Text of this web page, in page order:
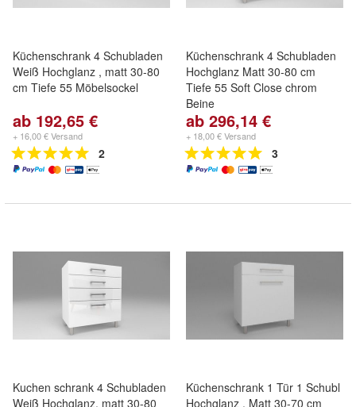
Küchenschrank 4 Schubladen
Weiß Hochglanz , matt 30-80
cm Tiefe 55 Möbelsockel
ab 192,65 €
+ 16,00 € Versand
2
Küchenschrank 4 Schubladen
Hochglanz Matt 30-80 cm
Tiefe 55 Soft Close chrom
Beine
ab 296,14 €
+ 18,00 € Versand
3
Kuchen schrank 4 Schubladen
Weiß Hochglanz, matt 30-80
Küchenschrank 1 Tür 1 Schubl
Hochglanz , Matt 30-70 cm